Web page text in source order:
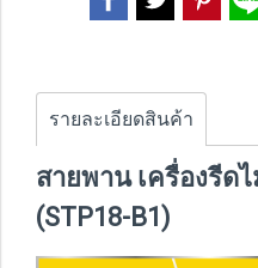
รายละเอียดสินค้า
สายพาน เครื่องรีดไ
(STP18-B1)